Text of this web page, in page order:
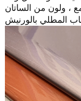
، ولون من الساتان
المطلي بالورنيش